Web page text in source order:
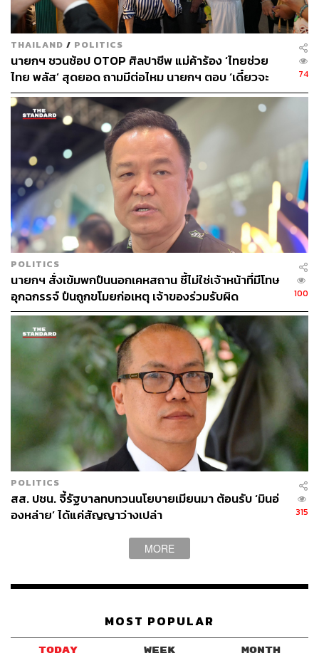
สำหรับกิจกรรมทางศาสนา ศิลปะ วัฒนธรรม และงาน
ประเพณีของประชาชนในส่วนภูมิภาค รวมถึงประเพณีนิยม
ต่าง ๆ ที่จัดขึ้นตามวิถีชีวิต ขนบธรรมเนียม และวัฒนธรรม
ของแต่ละท้องถิ่นนั้น ยังคงสามารถดำเนินการได้ตามปกติ
โดยขอให้พิจารณาปรับรูปแบบกิจกรรมให้มีความเหมาะสม
กับช่วงเวลาแห่งการถวายความอาลัย อาทิ การแต่งกายอย่าง
สุภาพเหมาะสม การยืนสงบนิ่ง การถวายความอาลัย หรือ
การน้อมรำลึกในพระกรุณาธิคุณก่อนเริ่มกิจกรรมตามความ
เหมาะสม
ตลอดจนการปฏิบัติตามแนวทางที่สำนักพระราชวัง สำนัก
นายกรัฐมนตรี หรือหน่วยงานที่เกี่ยวข้องกำหนด โดยคำนึงถึง
ความเหมาะสมของกาลเทศะและอัตลักษณ์ทางวัฒนธรรม
ของแต่ละพื้นที่
“กระทรวงวัฒนธรรมและหน่วยงานในสังกัดทุกแห่ง จะปฏิบัติ
หน้าที่ด้วยความจงรักภักดีและสำนึกในพระกรุณาธิคุณอย่าง
หาที่สุดมิได้ พร้อมระดมสรรพกำลัง บุคลากร องค์ความรู้
และเครือข่ายทางวัฒนธรรมทุกภาคส่วน เพื่อให้การดำเนิน
งานทุกภารกิจที่เกี่ยวข้องกับพระราชพิธีพระศพเป็นไปด้วย
ความเรียบร้อย ถูกต้องตามโบราณราชประเพณี และสมพระ
เกียรติยศอย่างสูงสุด” รัฐมนตรีว่าการกระทรวงวัฒนธรรม
กล่าว
สมเด็จพระเจ้าลูกเธอ เจ้าฟ้าพัชรกิติยาภา นเรนทิรา
เทพยวดี
ประสพ เรียงเงิน
ซาบีดา ไทยเศรษฐ์
นายกรัฐมนตรี
การอัญเชิญพระบรมศพ
พระราชพิธีพระบรมศพ
สำนักนายกรัฐมนตรี
สำนักพระราชวัง
อนุทิน ชาญวีรกูล ไว้อาลัย
235
THAILAND / POLITICS
นายกฯ ชวนช้อป OTOP ศิลปาชีพ แม่ค้าร้อง ‘ไทยช่วย
ไทย พลัส’ สุดยอด ถามมีต่อไหม นายกฯ ตอบ ‘เดี๋ยวจะ
พยายาม’
74
POLITICS
นายกฯ สั่งเข้มพกปืนนอกเคหสถาน ชี้ไม่ใช่เจ้าหน้าที่มีโทษ
อุกฉกรรจ์ ปืนถูกขโมยก่อเหตุ เจ้าของร่วมรับผิด
100
POLITICS
สส. ปชน. จี้รัฐบาลทบทวนนโยบายเมียนมา ต้อนรับ ‘มินอ่
องหล่าย’ ได้แค่สัญญาว่างเปล่า
315
MORE
MOST POPULAR
TODAY WEEK MONTH